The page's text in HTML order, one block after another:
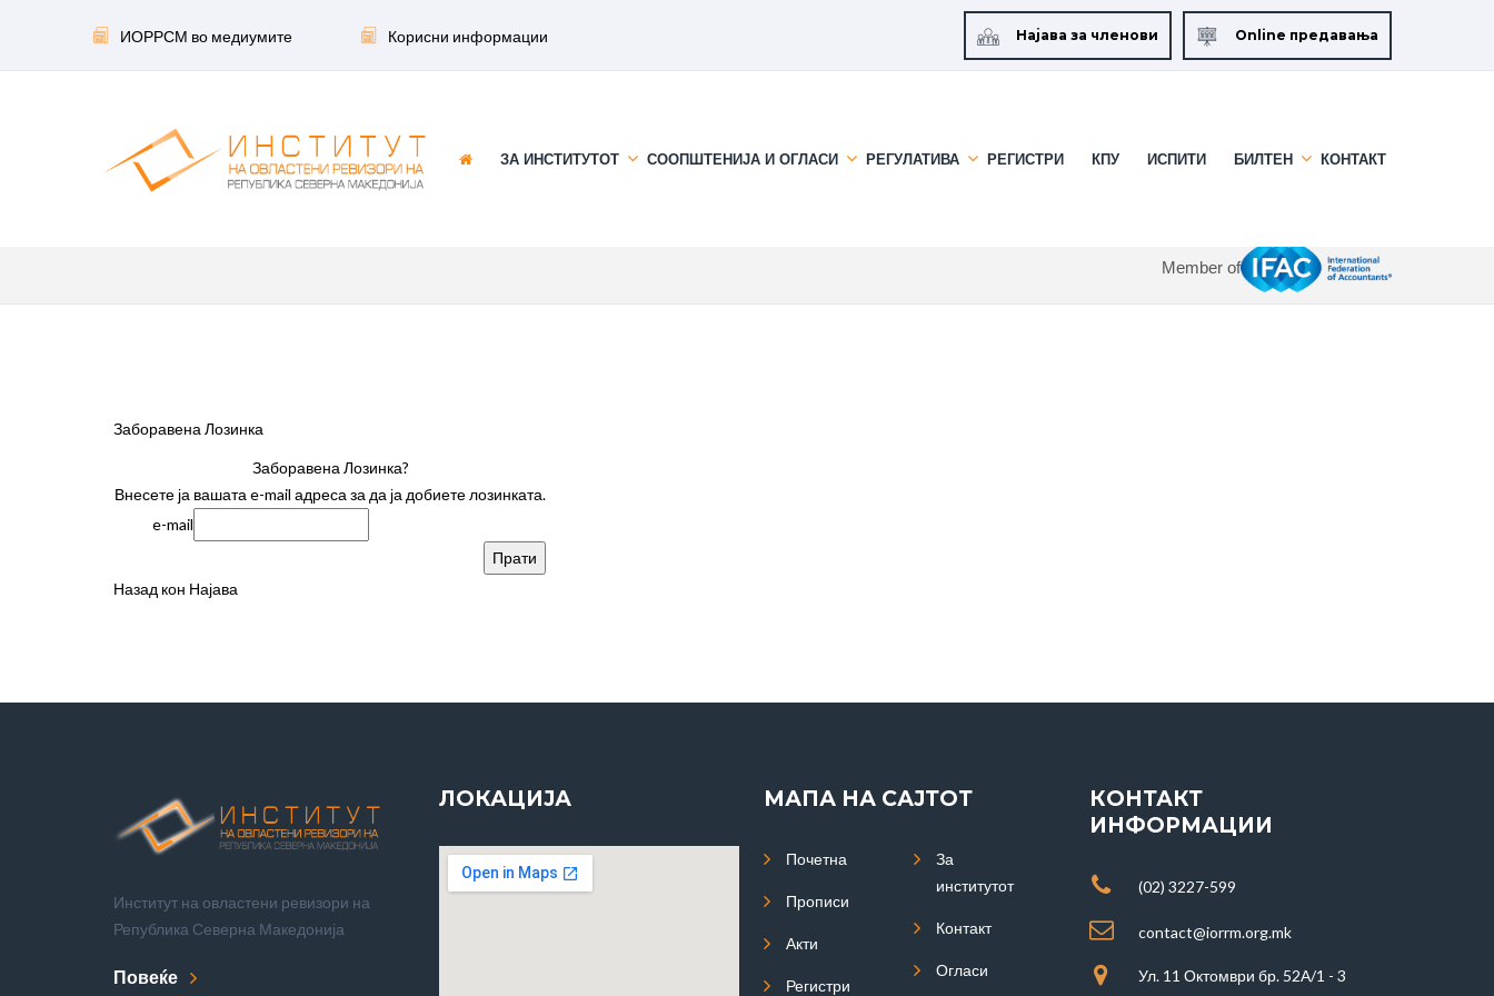
ИОРРСМ во медиумите Корисни информации Најава за членови Online предавања
ЗА ИНСТИТУТОТ СООПШТЕНИЈА И ОГЛАСИ РЕГУЛАТИВА РЕГИСТРИ КПУ ИСПИТИ БИЛТЕН КОНТАКТ
Member of
Заборавена Лозинка
Заборавена Лозинка?
Внесете ја вашата e-mail адреса за да ја добиете лозинката.
e-mail
Назад кон Најава
Институт на овластени ревизори на
Република Северна Македонија
Повеќе
ЛОКАЦИЈА МАПА НА САЈТОТ
Почетна
Прописи
Акти
Регистри
За
институтот
Контакт
Огласи
КОНТАКТ
ИНФОРМАЦИИ
(02) 3227-599
contact@iorrm.org.mk
Ул. 11 Октомври бр. 52А/1 - 3